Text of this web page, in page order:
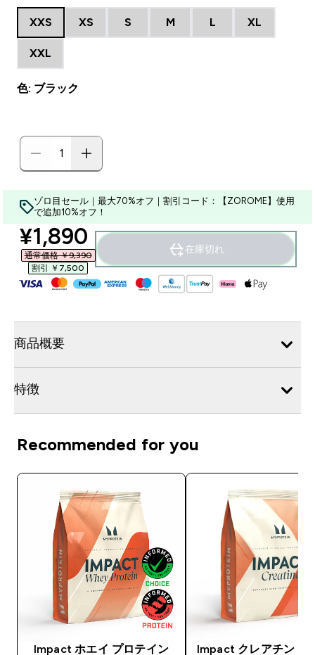
XXS XS S M L XL
XXL
色: ブラック
ゾロ目セール｜最大70%オフ｜割引コード：【ZOROME】使用
で追加10%オフ！
discounted price
¥1,890‎
通常価格 ￥9,390‎
割引 ￥7,500‎
在庫切れ
商品概要
特徴
Recommended for you
Impact ホエイ プロテイン
Impact クレアチン モ